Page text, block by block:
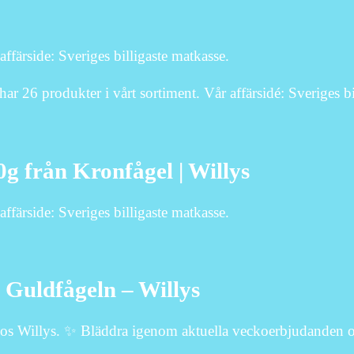
Sveriges billigaste matkasse.
26 produkter i vårt sortiment. Vår affärsidé: Sveriges
från Kronfågel | Willys
Sveriges billigaste matkasse.
– Willys
Willys. ✨ Bläddra igenom aktuella veckoerbjudanden